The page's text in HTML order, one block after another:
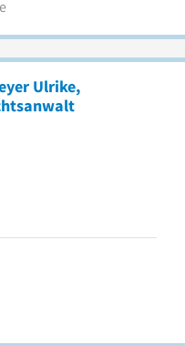
Ulrike,